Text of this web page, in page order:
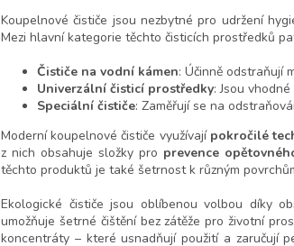
Koupelnové čističe jsou nezbytné pro udržení
Mezi hlavní kategorie těchto čisticích prostředků
Čističe na vodní kámen: Účinně odstraňují
Univerzální čisticí prostředky: Jsou
Speciální čističe: Zaměřují se na
Moderní koupelnové čističe využívají pokročilé
z nich obsahuje složky pro prevence
těchto produktů je také šetrnost k různým
Ekologické čističe jsou oblíbenou volbou díky
umožňuje šetrné čištění bez zátěže pro životní
koncentráty – které usnadňují použití a zaručují